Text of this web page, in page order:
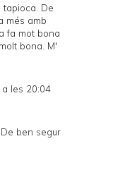
tapioca. De
més amb
fa mot bona
bona. M'
les 20:04
ben segur